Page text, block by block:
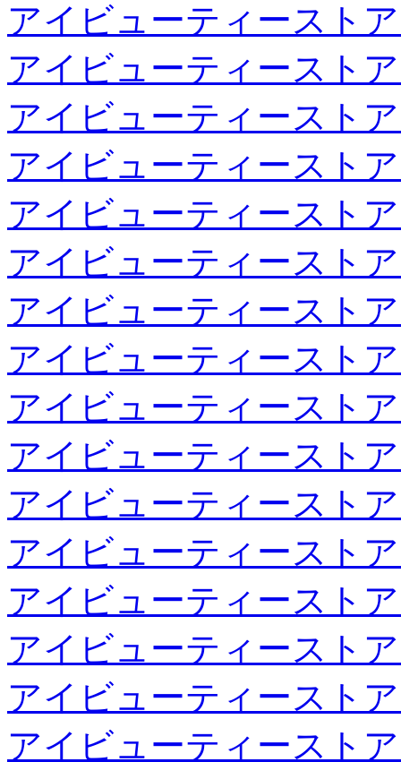
アイビューティースト
アイビューティースト
アイビューティースト
アイビューティースト
アイビューティースト
アイビューティースト
アイビューティースト
アイビューティースト
アイビューティースト
アイビューティースト
アイビューティースト
アイビューティースト
アイビューティースト
アイビューティースト
アイビューティースト
アイビューティースト